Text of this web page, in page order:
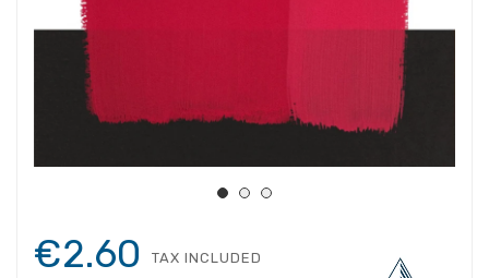
€2.60 TAX INCLUDED